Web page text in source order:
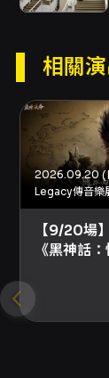
樂團將
志勳（
場。 對
「多聲
的穩健
釋，獨
變化；
典，兼
中體會
堂中正
緻表
觀賞
800與
心障礙
票等
於開
相關
Legacy傳音樂
【9/20場
《黑神話